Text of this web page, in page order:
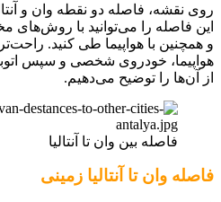
این فاصله را می‌توانید با روش‌های
و همچنین با هواپیما طی کنید.
هواپیما، خودروی شخصی و سپس
از آن‌ها را توضیح می‌دهیم.
فاصله بین وان تا آنتالیا
فاصله وان تا آنتالیا زمینی